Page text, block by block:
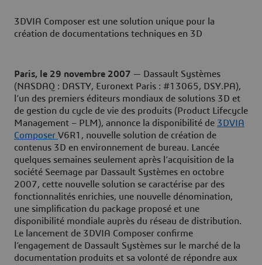
3DVIA Composer est une solution unique pour la
création de documentations techniques en 3D
Paris, le 29 novembre 2007 — Dassault Systèmes
(NASDAQ : DASTY, Euronext Paris : #13065, DSY.PA),
l’un des premiers éditeurs mondiaux de solutions 3D et
de gestion du cycle de vie des produits (Product Lifecycle
Management – PLM), annonce la disponibilité de 3DVIA
Composer V6R1, nouvelle solution de création de
contenus 3D en environnement de bureau. Lancée
quelques semaines seulement après l’acquisition de la
société Seemage par Dassault Systèmes en octobre
2007, cette nouvelle solution se caractérise par des
fonctionnalités enrichies, une nouvelle dénomination,
une simplification du package proposé et une
disponibilité mondiale auprès du réseau de distribution.
Le lancement de 3DVIA Composer confirme
l’engagement de Dassault Systèmes sur le marché de la
documentation produits et sa volonté de répondre aux